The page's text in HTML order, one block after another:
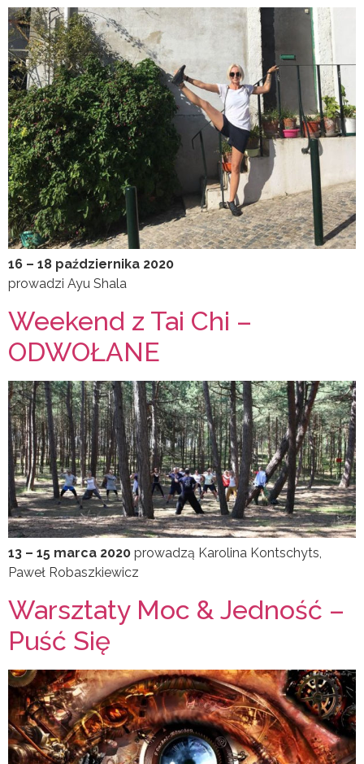
16 – 18 października 2020
prowadzi Ayu Shala
Weekend z Tai Chi –
ODWOŁANE
13 – 15 marca 2020 prowadzą Karolina Kontschyts,
Paweł Robaszkiewicz
Warsztaty Moc & Jedność –
Puść Się